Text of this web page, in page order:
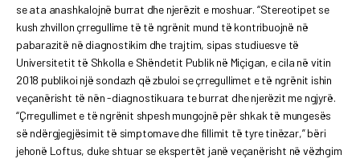
se ata anashkalojnë burrat dhe njerëzit e moshuar. “Stereotipet se
kush zhvillon çrregullime të të ngrënit mund të kontribuojnë në
pabarazitë në diagnostikim dhe trajtim, sipas studiuesve të
Universitetit të Shkolla e Shëndetit Publik në Miçigan, e cila në vitin
2018 publikoi një sondazh që zbuloi se çrregullimet e të ngrënit ishin
veçanërisht të nën -diagnostikuara te burrat dhe njerëzit me ngjyrë.
“Çrregullimet e të ngrënit shpesh mungojnë për shkak të mungesës
së ndërgjegjësimit të simptomave dhe fillimit të tyre tinëzar,” bëri
jehonë Loftus, duke shtuar se ekspertët janë veçanërisht në vëzhgim